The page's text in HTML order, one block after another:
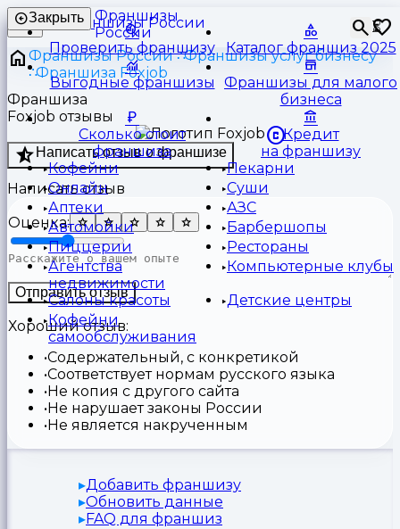
Франшизы
России
⏳
Закрыть
Проверить франшизу Каталог франшиз 2025
Выгодные франшизы
Франшизы для малого
бизнеса
Сколько стоит
франшиза
Кредит
на франшизу
Кофейни
Пекарни
Онлайн
Суши
Аптеки
АЗС
Автомойки
Барбершопы
Пиццерии
Рестораны
Агентства
недвижимости
Компьютерные клубы
Салоны красоты
Детские центры
Кофейни
самообслуживания
Франшизы России
Франшизы услуг бизнесу
Франшиза Foxjob
Франшиза
Foxjob отзывы
Написать отзыв о франшизе
Написать отзыв
Оценка:
Отправить отзыв
Хороший отзыв:
Содержательный, с конкретикой
Соответствует нормам русского языка
Не копия с другого сайта
Не нарушает законы России
Не является накрученным
Добавить франшизу
Обновить данные
FAQ для франшиз